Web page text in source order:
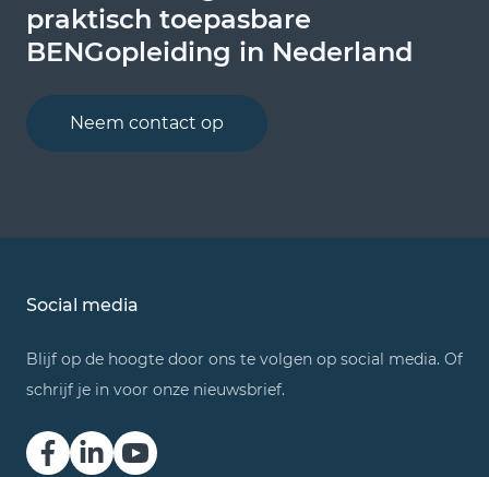
praktisch toepasbare
BENGopleiding in Nederland
Neem contact op
praktisch toepasbare
BENGopleiding in Nederland
Bekijk onze opleidingen
praktisch toepasbare
BENGopleiding in Nederland
Bekijk onze opleidingen
Social media
Blijf op de hoogte door ons te volgen op social media. Of
schrijf je in voor onze nieuwsbrief.